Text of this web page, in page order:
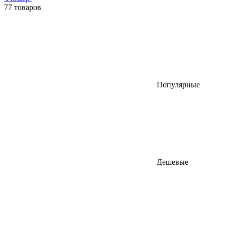
77 товаров
Популярные
Дешевые